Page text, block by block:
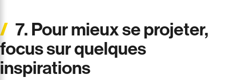
7. Pour mieux se projeter,
focus sur quelques
inspirations